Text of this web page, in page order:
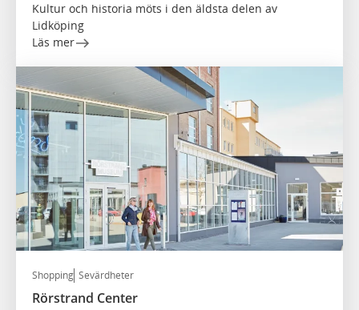
Kultur och historia möts i den äldsta delen av
Lidköping
Läs mer
Shopping Sevärdheter
Rörstrand Center